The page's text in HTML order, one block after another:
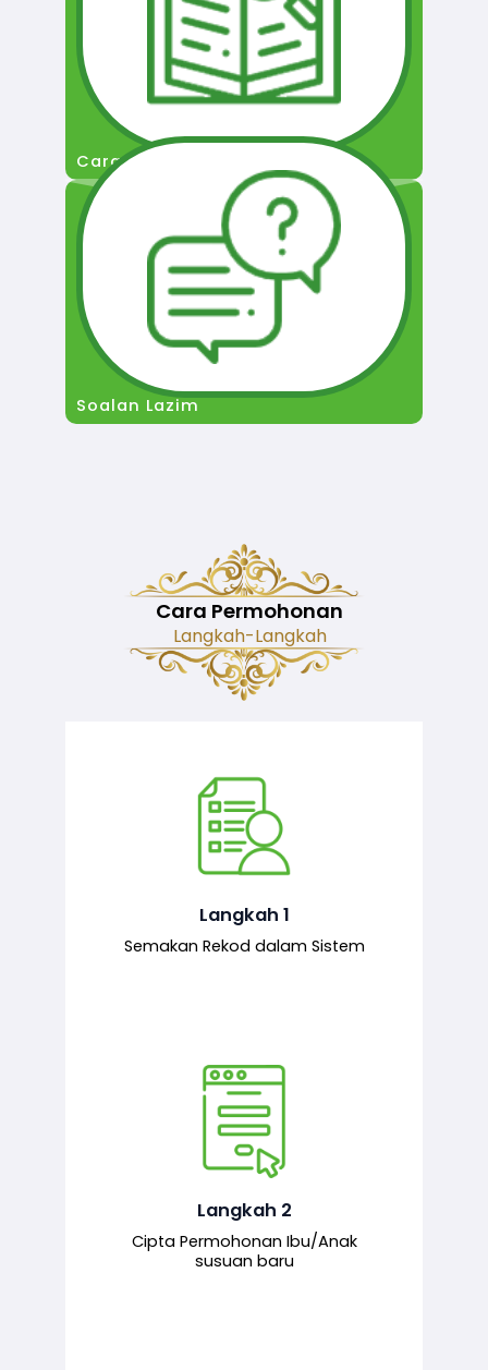
Cara Permohonan
Soalan Lazim
Cara Permohonan
Langkah-Langkah
Langkah 1
Semakan Rekod dalam Sistem
Semakan ke atas sejarah permohonan
yang pernah dibuat oleh pemohon,
Langkah 2
Cipta Permohonan Ibu/Anak
susuan baru
Pemohon mengisi borang
permohonan bagi pendaftaran
baharu melalui sistem.